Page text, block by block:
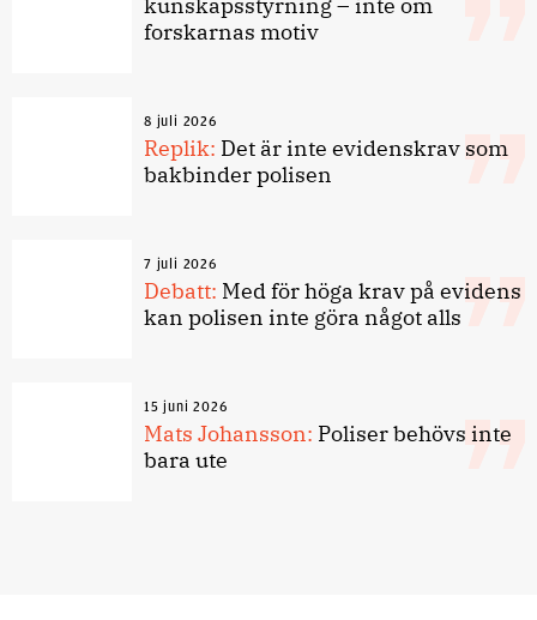
forskarnas motiv
8 juli 2026
Replik: Det är inte evidenskrav som
bakbinder polisen
7 juli 2026
Debatt: Med för höga krav på evidens
kan polisen inte göra något alls
15 juni 2026
Mats Johansson: Poliser behövs inte
bara ute